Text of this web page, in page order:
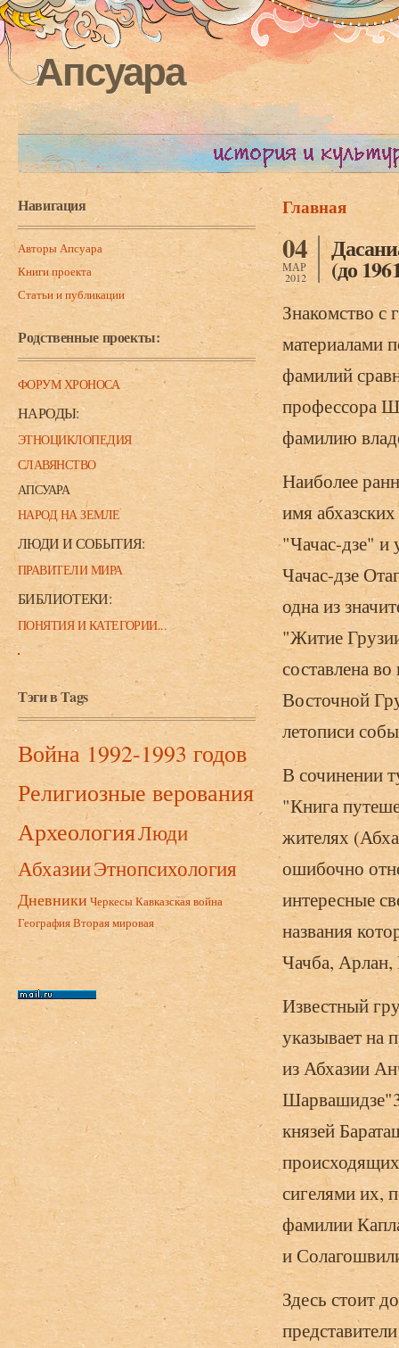
Апсуара
Навигация
Авторы Апсуара
Книги проекта
Статьи и публикации
Родственные проекты:
ФОРУМ ХРОНОСА
НАРОДЫ:
ЭТНОЦИКЛОПЕДИЯ
СЛАВЯНСТВО
АПСУАРА
НАРОД НА ЗЕМЛЕ
ЛЮДИ И СОБЫТИЯ:
ПРАВИТЕЛИ МИРА
БИБЛИОТЕКИ:
ПОНЯТИЯ И КАТЕГОРИИ...
Тэги в Tags
Война 1992-1993 годов
Религиозные верования
АрхеологияЛюди
АбхазииЭтнопсихология
Дневники ЧеркесыКавказская война
ГеографияВторая мировая
Вы здесь
Главная
04
МАР
2012 (до
Знакомство с
материалами
фамилий
профессора
фамилию
Наиболее
имя
"Чачас-дзе" и
Чачас-дзе
одна из
"Житие
составлена
Восточной
летописи
В сочинении
"Книга
жителях
ошибочно
интересные
названия
Чачба, Арлан,
Известный
указывает на
из Абхазии
князей
сигелями их,
фамилии
и
Здесь стоит